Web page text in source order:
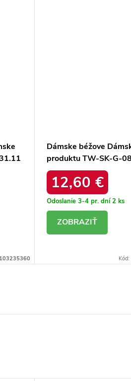
Dámske béžove
produktu TW-SK-G-
12,60 €
Odoslanie 3-4 pr. dní2 ks
Kód: